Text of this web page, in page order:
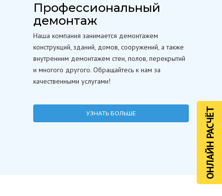
ОНЛАЙН РАСЧЁТ
Профессиональный
демонтаж
Наша компания занимается демонтажем
конструкций, зданий, домов, сооружений, а также
внутренним демонтажем стен, полов, перекрытий
и многого другого. Обращайтесь к нам за
качественными услугами!
УЗНАТЬ БОЛЬШЕ